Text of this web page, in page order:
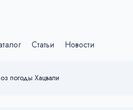
Статьи Новости
погоды Хацвали